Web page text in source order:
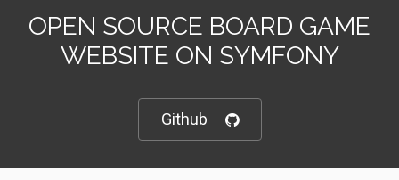
OPEN SOURCE BOARD GAME
WEBSITE ON SYMFONY
Github